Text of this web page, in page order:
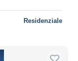
Residenziale